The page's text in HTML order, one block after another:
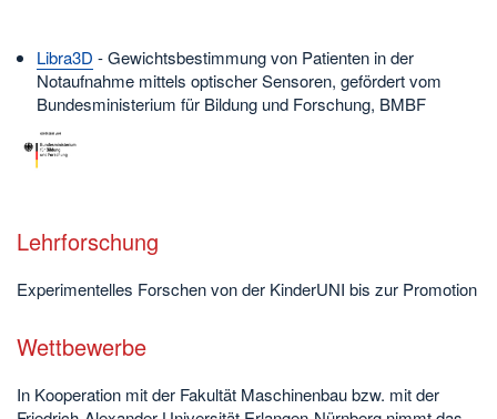
Libra3D - Gewichtsbestimmung von Patienten in der
Notaufnahme mittels optischer Sensoren, gefördert vom
Bundesministerium für Bildung und Forschung, BMBF
Lehrforschung
Experimentelles Forschen von der KinderUNI bis zur Promotion
Wettbewerbe
In Kooperation mit der Fakultät Maschinenbau bzw. mit der